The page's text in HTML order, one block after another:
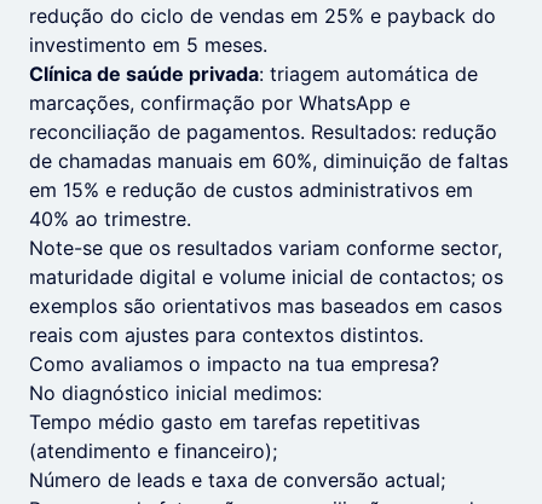
redução do ciclo de vendas em 25% e payback do
investimento em 5 meses.
Clínica de saúde privada: triagem automática de
marcações, confirmação por WhatsApp e
reconciliação de pagamentos. Resultados: redução
de chamadas manuais em 60%, diminuição de faltas
em 15% e redução de custos administrativos em
40% ao trimestre.
Note-se que os resultados variam conforme sector,
maturidade digital e volume inicial de contactos; os
exemplos são orientativos mas baseados em casos
reais com ajustes para contextos distintos.
Como avaliamos o impacto na tua empresa?
No diagnóstico inicial medimos:
Tempo médio gasto em tarefas repetitivas
(atendimento e financeiro);
Número de leads e taxa de conversão actual;